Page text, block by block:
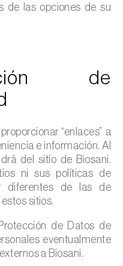
de las opciones de su
de
“enlaces” a
e información. Al
del sitio de Biosani.
ni sus políticas de
diferentes de las de
sitios.
de Datos de
eventualmente
a Biosani.